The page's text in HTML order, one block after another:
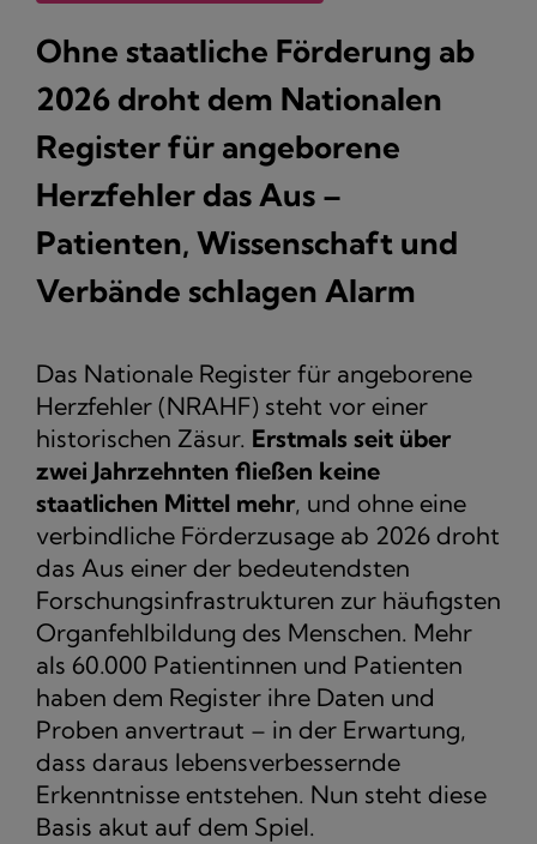
Ohne staatliche Förderung ab
2026 droht dem Nationalen
Register für angeborene
Herzfehler das Aus –
Patienten, Wissenschaft und
Verbände schlagen Alarm
Das Nationale Register für angeborene
Herzfehler (NRAHF) steht vor einer
historischen Zäsur. Erstmals seit über
zwei Jahrzehnten fließen keine
staatlichen Mittel mehr, und ohne eine
verbindliche Förderzusage ab 2026 droht
das Aus einer der bedeutendsten
Forschungsinfrastrukturen zur häufigsten
Organfehlbildung des Menschen. Mehr
als 60.000 Patientinnen und Patienten
haben dem Register ihre Daten und
Proben anvertraut – in der Erwartung,
dass daraus lebensverbessernde
Erkenntnisse entstehen. Nun steht diese
Basis akut auf dem Spiel.